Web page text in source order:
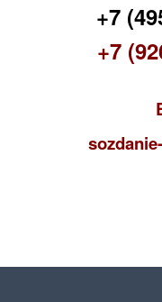
+7
+7
s